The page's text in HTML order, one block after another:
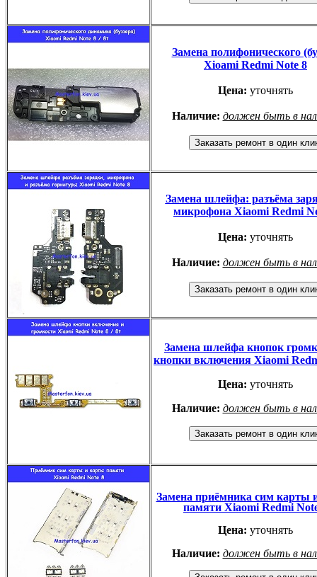
Замена полифонического
Xioami Redmi Note 8
Цена: уточнять
Наличие: должен быть в
Замена шлейфа: разъёма
микрофона Xiaomi Redmi
Цена: уточнять
Наличие: должен быть в
Замена шлейфа кнопок
кнопки включения Xiaomi
Цена: уточнять
Наличие: должен быть в
Замена приёмника сим карты
памяти Xiaomi Redmi
Цена: уточнять
Наличие: должен быть в